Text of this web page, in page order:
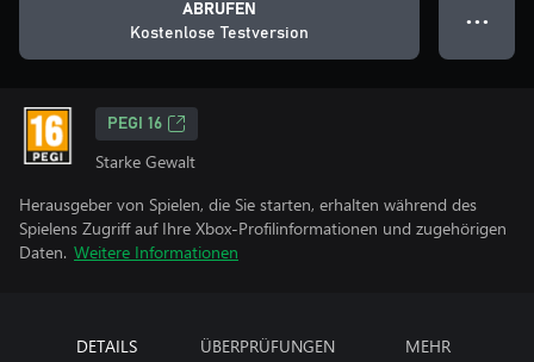
ABRUFEN
Kostenlose Testversion
● ● ●
PEGI 16
Starke Gewalt
Herausgeber von Spielen, die Sie starten, erhalten während des
Spielens Zugriff auf Ihre Xbox-Profilinformationen und zugehörigen
Daten. Weitere Informationen
DETAILS ÜBERPRÜFUNGEN MEHR